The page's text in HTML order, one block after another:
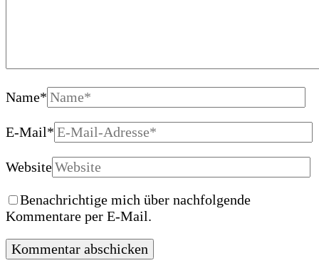
Name*
E-Mail*
Website
Benachrichtige mich über nachfolgende
Kommentare per E-Mail.